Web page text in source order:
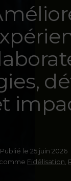
Publié le 25 juin 2026
Fidélisation